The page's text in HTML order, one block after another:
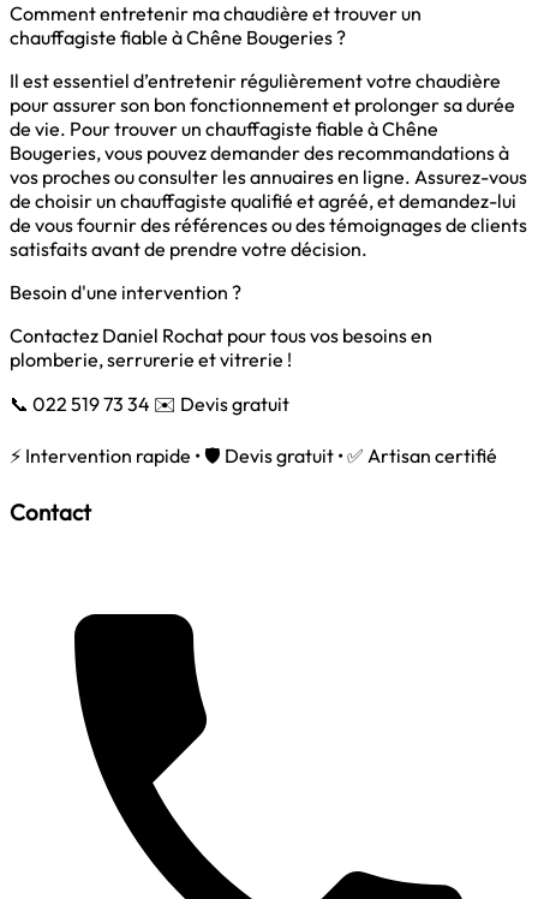
Comment entretenir ma chaudière et trouver un
chauffagiste fiable à Chêne Bougeries ?
Il est essentiel d’entretenir régulièrement votre chaudière
pour assurer son bon fonctionnement et prolonger sa durée
de vie. Pour trouver un chauffagiste fiable à Chêne
Bougeries, vous pouvez demander des recommandations à
vos proches ou consulter les annuaires en ligne. Assurez-vous
de choisir un chauffagiste qualifié et agréé, et demandez-lui
de vous fournir des références ou des témoignages de clients
satisfaits avant de prendre votre décision.
Besoin d'une intervention ?
Contactez Daniel Rochat pour tous vos besoins en
plomberie, serrurerie et vitrerie !
📞 022 519 73 34 ✉️ Devis gratuit
⚡ Intervention rapide • 🛡️ Devis gratuit • ✅ Artisan certifié
Contact